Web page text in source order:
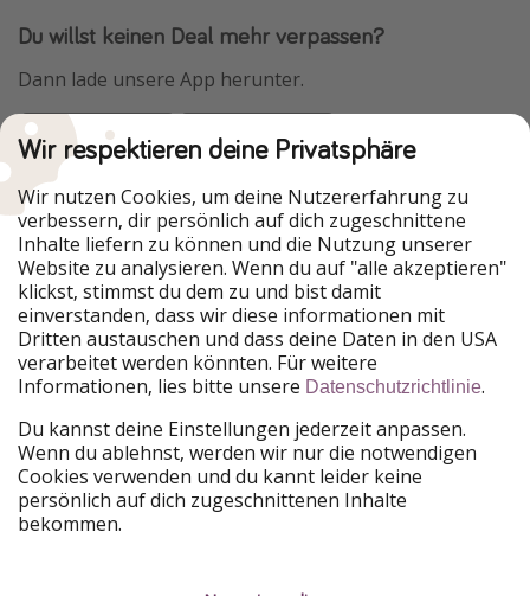
Du willst keinen Deal mehr verpassen?
Dann lade unsere App herunter.
Urlaubspiraten ist Teil der HolidayPirates Group
Unsere Märkte
PiratinViaggio
HolidayPirates
VakantiePiraten
WakacyjniPiraci
VoyagesPirates
Ferienpiraten
Urlaubspiraten
ViajerosPiratas
TravelPirates
HolidayPirates Group
Lerne uns kennen
Über uns
Rechtliches
Wir respektieren deine Privatsphäre
Wir nutzen Cookies, um deine Nutzererfahrung zu
verbessern, dir persönlich auf dich zugeschnittene
Inhalte liefern zu können und die Nutzung unserer
Website zu analysieren. Wenn du auf "alle akzeptieren"
klickst, stimmst du dem zu und bist damit
einverstanden, dass wir diese informationen mit
Dritten austauschen und dass deine Daten in den USA
verarbeitet werden könnten. Für weitere
Informationen, lies bitte unsere Datenschutzrichtlinie.
Du kannst deine Einstellungen jederzeit anpassen.
Wenn du ablehnst, werden wir nur die notwendigen
Cookies verwenden und du kannt leider keine
persönlich auf dich zugeschnittenen Inhalte
bekommen.